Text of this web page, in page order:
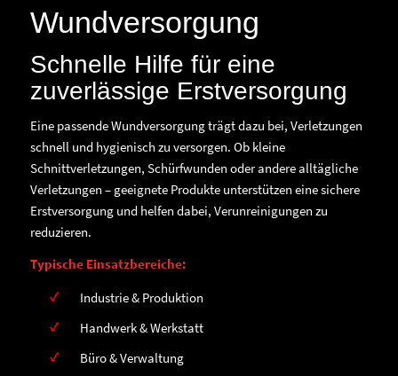
Wundversorgung
Schnelle Hilfe für eine
zuverlässige Erstversorgung
Eine passende Wundversorgung trägt dazu bei, Verletzungen
schnell und hygienisch zu versorgen. Ob kleine
Schnittverletzungen, Schürfwunden oder andere alltägliche
Verletzungen – geeignete Produkte unterstützen eine sichere
Erstversorgung und helfen dabei, Verunreinigungen zu
reduzieren.
Typische Einsatzbereiche:
Industrie & Produktion
Handwerk & Werkstatt
Büro & Verwaltung